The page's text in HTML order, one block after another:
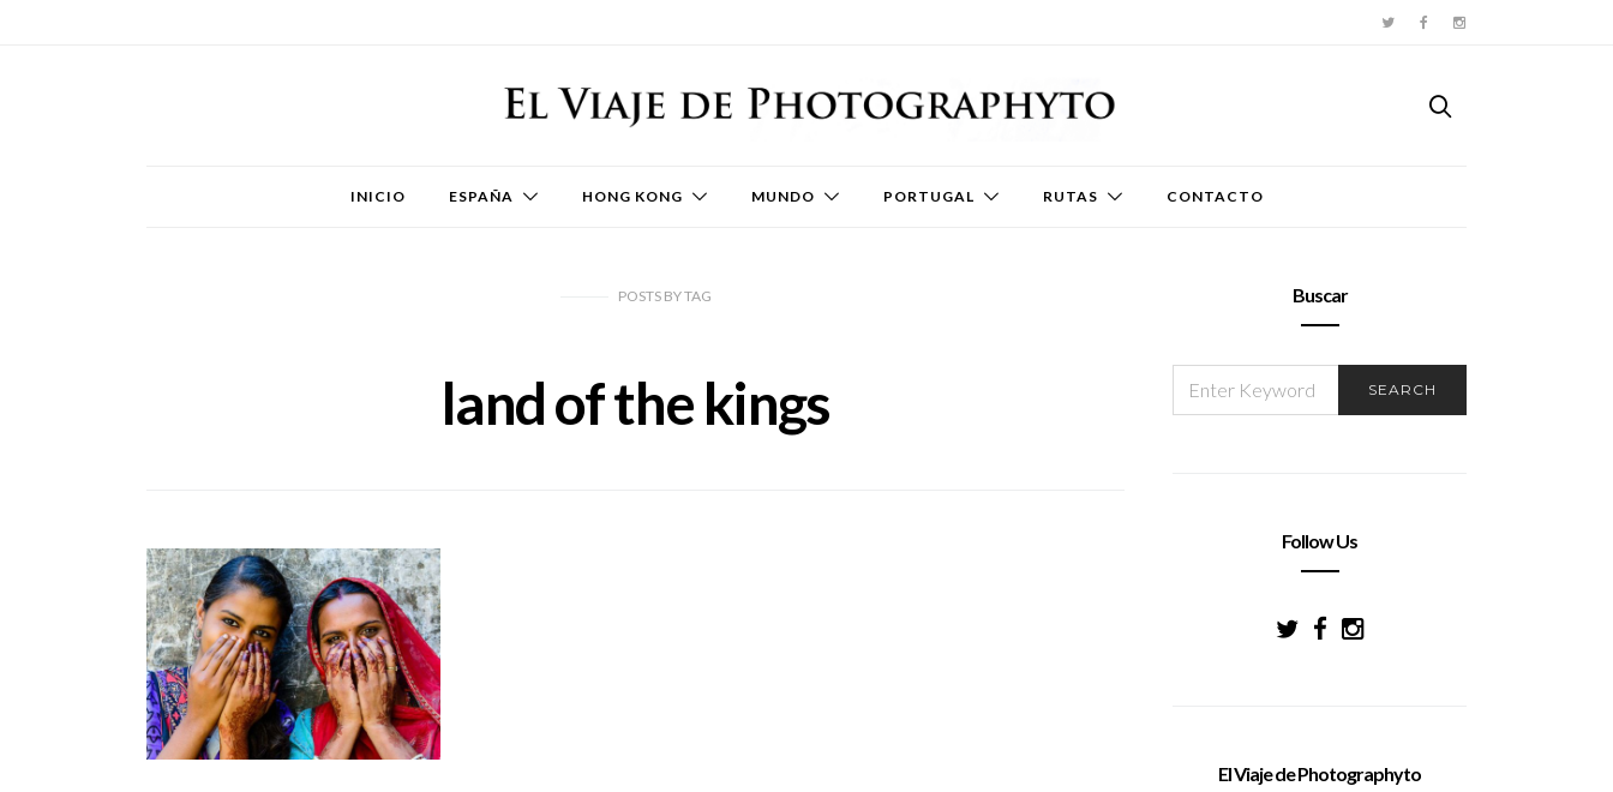
INICIO ESPAÑA HONG KONG MUNDO PORTUGAL RUTAS CONTACTO
POSTS BYTAG
land of the kings
Buscar
FOR:
SEARCH
Follow Us
El Viaje de Photographyto